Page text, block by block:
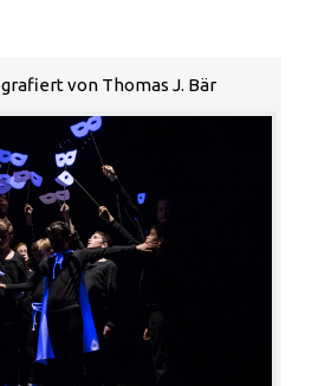
von Thomas J. Bär